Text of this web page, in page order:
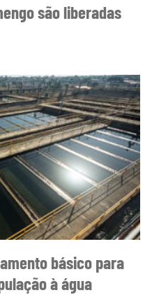
são liberadas
básico para
à água